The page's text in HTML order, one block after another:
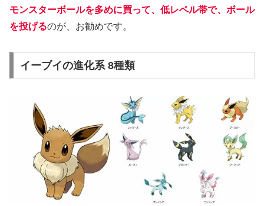
モンスターボールを多めに買って、低レベル帯で、ボール
を投げるのが、お勧めです。
イーブイの進化系 8種類